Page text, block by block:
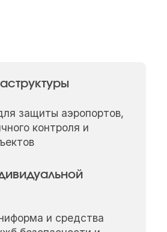
защиты аэропортов,
контроля и
и средства